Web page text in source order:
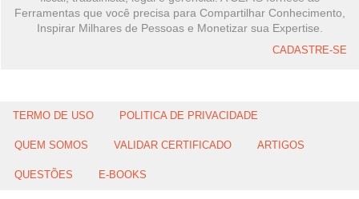
Ferramentas que você precisa para Compartilhar Conhecimento,
Inspirar Milhares de Pessoas e Monetizar sua Expertise.
CADASTRE-SE
TERMO DE USO POLITICA DE PRIVACIDADE
QUEM SOMOS VALIDAR CERTIFICADO ARTIGOS
QUESTÕES E-BOOKS